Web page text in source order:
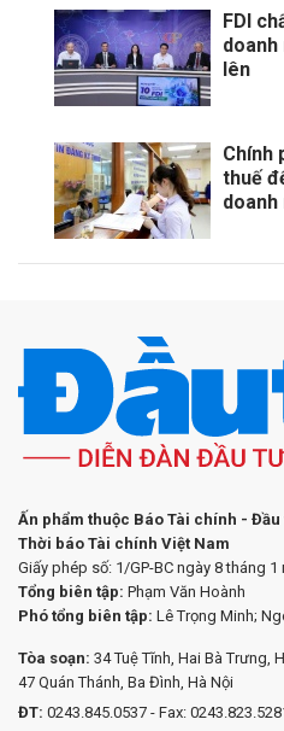
FDI
doanh
lên
Chính
thuế
doanh
Ấn phẩm thuộc Báo Tài chính -
Thời báo Tài chính Việt Nam
Giấy phép số: 1/GP-BC ngày 8 tháng
Tổng biên tập: Phạm Văn Hoành
Phó tổng biên tập: Lê Trọng Minh;
Tòa soạn: 34 Tuệ Tĩnh, Hai Bà Trưng,
47 Quán Thánh, Ba Đình, Hà Nội
ĐT: 0243.845.0537 - Fax: